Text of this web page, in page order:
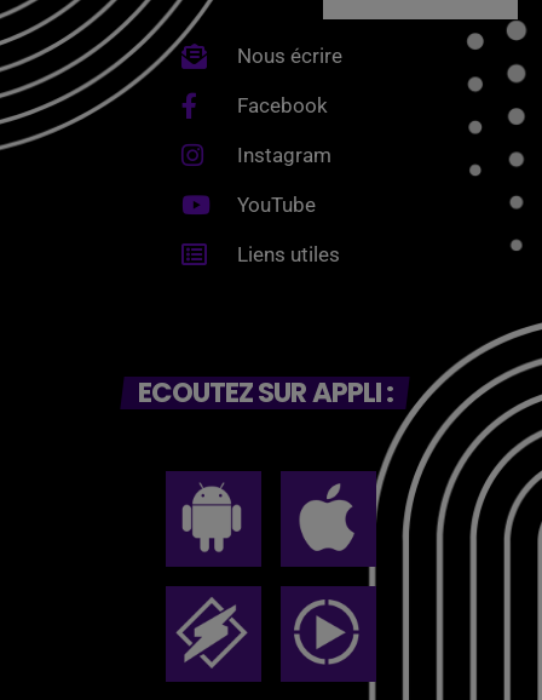
Nous écrire
Facebook
Instagram
YouTube
Liens utiles
ECOUTEZ SUR APPLI :